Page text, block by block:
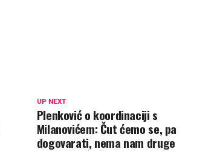
UP NEXT
Plenković o koordinaciji s
Milanovićem: Čut ćemo se, pa
dogovarati, nema nam druge